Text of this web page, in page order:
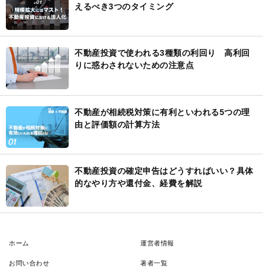
えるべき3つのタイミング
不動産投資で使われる3種類の利回り 高利回
りに惑わされないための注意点
不動産が相続税対策に有利といわれる5つの理
由と評価額の計算方法
不動産投資の確定申告はどうすればいい？具体
的なやり方や還付金、経費を解説
ホーム 運営者情報
お問い合わせ 著者一覧